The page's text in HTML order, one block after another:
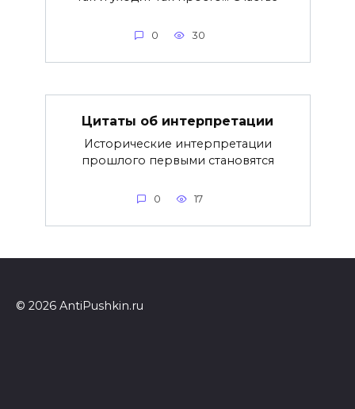
0 30
Цитаты об интерпретации
Исторические интерпретации
прошлого первыми становятся
0 17
© 2026 AntiPushkin.ru